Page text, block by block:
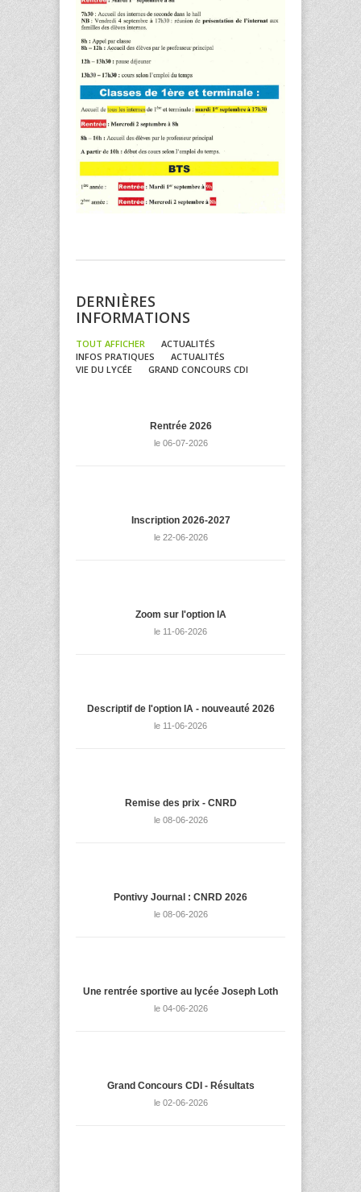
DERNIÈRES
INFORMATIONS
TOUT AFFICHER
ACTUALITÉS
INFOS PRATIQUES
ACTUALITÉS
VIE DU LYCÉE
GRAND CONCOURS CDI
Rentrée 2026
le 06-07-2026
Inscription 2026-2027
le 22-06-2026
Zoom sur l'option IA
le 11-06-2026
Descriptif de l'option IA - nouveauté 2026
le 11-06-2026
Remise des prix - CNRD
le 08-06-2026
Pontivy Journal : CNRD 2026
le 08-06-2026
Une rentrée sportive au lycée Joseph Loth
le 04-06-2026
Grand Concours CDI - Résultats
le 02-06-2026